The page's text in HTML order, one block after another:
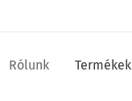
Rólunk Termékek